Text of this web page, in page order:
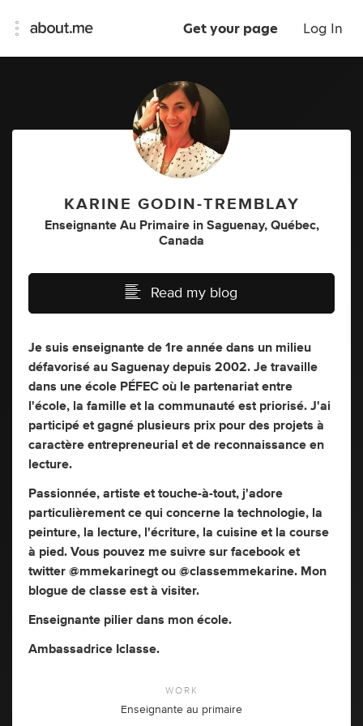
Get your page Log In
KARINE GODIN-TREMBLAY
Enseignante Au Primaire in Saguenay, Québec,
Canada
Read my blog
Je suis enseignante de 1re année dans un milieu
défavorisé au Saguenay depuis 2002. Je travaille
dans une école PÉFEC où le partenariat entre
l'école, la famille et la communauté est priorisé. J'ai
participé et gagné plusieurs prix pour des projets à
caractère entrepreneurial et de reconnaissance en
lecture.
Passionnée, artiste et touche-à-tout, j'adore
particulièrement ce qui concerne la technologie, la
peinture, la lecture, l'écriture, la cuisine et la course
à pied. Vous pouvez me suivre sur facebook et
twitter @mmekarinegt ou @classemmekarine. Mon
blogue de classe est à visiter.
Enseignante pilier dans mon école.
Ambassadrice Iclasse.
WORK
Enseignante au primaire